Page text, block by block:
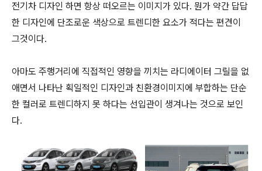
전기차 디자인 하면 항상 떠오르는 이미지가 있다. 뭔가 약간 답답
한 디자인에 단조로운 색상으로 트렌디한 요소가 적다는 편견이
그것이다.
아마도 주행거리에 직접적인 영향을 끼치는 라디에이터 그릴을 없
애면서 나타난 획일적인 디자인과 친환경이미지에 부합하는 단순
한 컬러로 트렌디하지 못 하다는 선입관이 생겨나는 것으로 보인
다.